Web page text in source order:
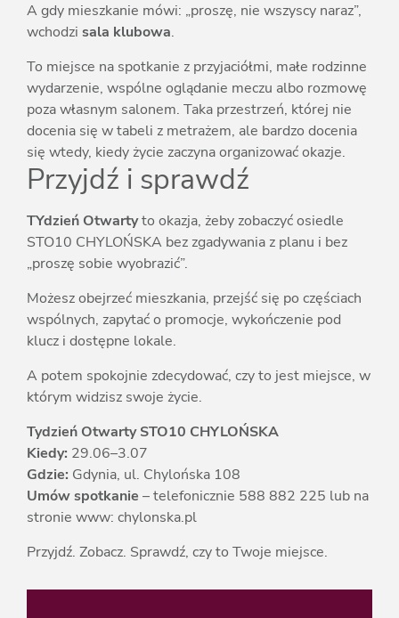
A gdy mieszkanie mówi: „proszę, nie wszyscy naraz”,
wchodzi sala klubowa.
To miejsce na spotkanie z przyjaciółmi, małe rodzinne
wydarzenie, wspólne oglądanie meczu albo rozmowę
poza własnym salonem. Taka przestrzeń, której nie
docenia się w tabeli z metrażem, ale bardzo docenia
się wtedy, kiedy życie zaczyna organizować okazje.
Przyjdź i sprawdź
TYdzień Otwartyto okazja, żeby zobaczyć osiedle
STO10 CHYLOŃSKA bez zgadywania z planu i bez
„proszę sobie wyobrazić”.
Możesz obejrzeć mieszkania, przejść się po częściach
wspólnych, zapytać o promocje, wykończenie pod
klucz i dostępne lokale.
A potem spokojnie zdecydować, czy to jest miejsce, w
którym widzisz swoje życie.
Tydzień Otwarty STO10 CHYLOŃSKA
Kiedy: 29.06–3.07
Gdzie: Gdynia, ul. Chylońska 108
Umów spotkanie – telefonicznie 588 882 225 lub na
stronie www: chylonska.pl
Przyjdź. Zobacz. Sprawdź, czy to Twoje miejsce.